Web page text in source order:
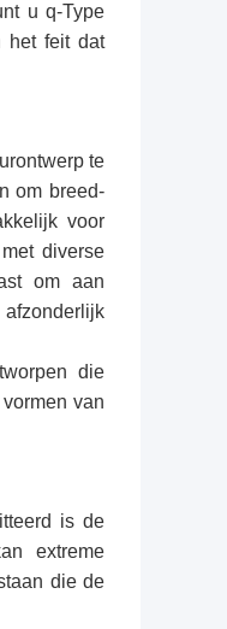
u q-Type
het feit dat
te
om breed-
voor
diverse
om aan
afzonderlijk
die
van
is de
extreme
die de